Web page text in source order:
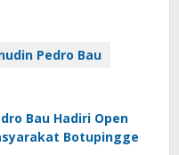
Pedro Bau
Bau Hadiri Open
Botupingge